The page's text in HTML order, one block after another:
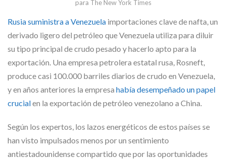
para The New York Times
Rusia suministra a Venezuela importaciones clave de nafta, un
derivado ligero del petróleo que Venezuela utiliza para diluir
su tipo principal de crudo pesado y hacerlo apto para la
exportación. Una empresa petrolera estatal rusa, Rosneft,
produce casi 100.000 barriles diarios de crudo en Venezuela,
y en años anteriores la empresa había desempeñado un papel
crucialen la exportación de petróleo venezolano a China.
Según los expertos, los lazos energéticos de estos países se
han visto impulsados menos por un sentimiento
antiestadounidense compartido que por las oportunidades